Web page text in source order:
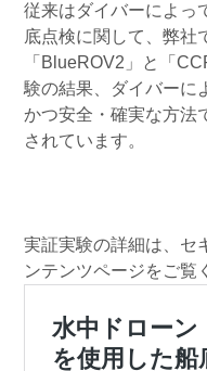
従来はダイバーによっ
底点検に関して、弊社
「BlueROV2」と「
験の結果、ダイバーに
かつ安全・確実な方法
されています。
実証実験の詳細は、セ
ンテンツページをご覧